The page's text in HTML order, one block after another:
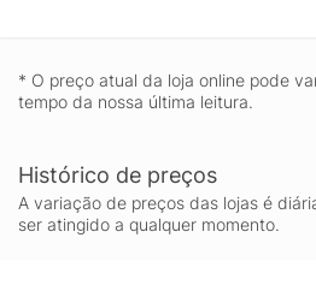
* O preço atual da loja online pode
tempo da nossa última leitura.
Histórico de preços
A variação de preços das lojas é
ser atingido a qualquer momento.